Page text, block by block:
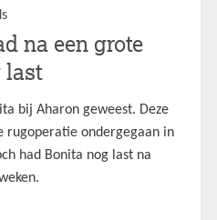
na een grote
last
bij Aharon geweest. Deze
rugoperatie ondergegaan in
had Bonita nog last na